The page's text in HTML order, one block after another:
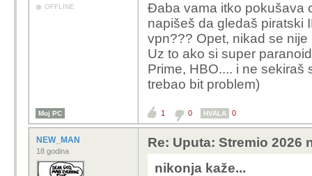
OFFLINE
ovdje
Kupi onda
Rjesen
haha mislim da
Đaba vama itko pokušava
napišeš da gledaš piratski
vpn??? Opet, nikad se
Uz to ako si super
Prime, HBO.... i ne sekiraš
trebao bit problem)
Moj PC 1 0 HVALA 0
NEW_MAN
18 godina
Re: Uputa: Stremio 2026
nikonja kaže...